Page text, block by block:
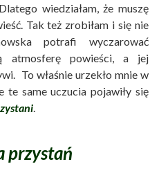
wiedziałam, że muszę
Tak też zrobiłam i się nie
potrafi wyczarować
atmosferę powieści, a jej
To właśnie urzekło mnie w
same uczucia pojawiły się
.
przystań